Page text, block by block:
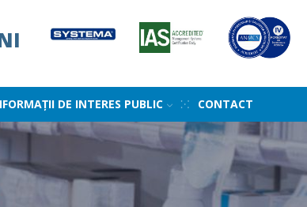
DE INTERES PUBLIC CONTACT